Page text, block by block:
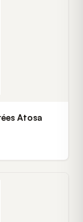
Atosa